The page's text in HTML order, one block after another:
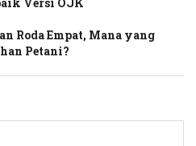
Roda Empat, Mana yang
Petani?